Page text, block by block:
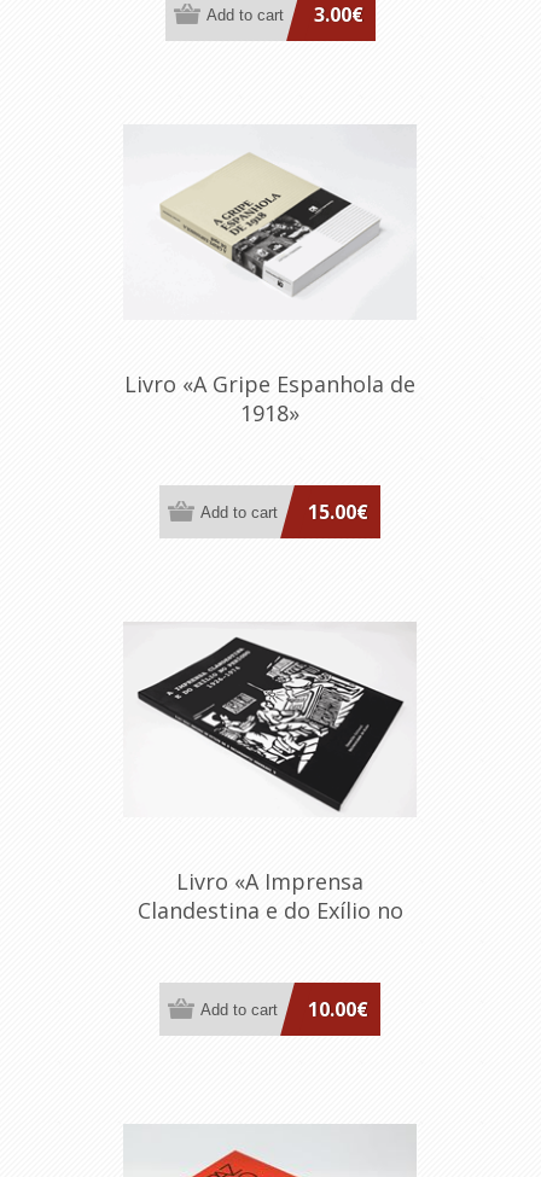
3.00€
Livro «A Gripe Espanhola de
1918»
15.00€
Livro «A Imprensa
Clandestina e do Exílio no
10.00€